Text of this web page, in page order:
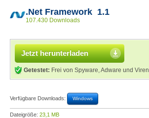
.Net Framework 1.1
107.430 Downloads
Jetzt herunterladen
Getestet: Frei von Spyware, Adware und Viren
Verfügbare Downloads: Windows
Dateigröße: 23,1 MB